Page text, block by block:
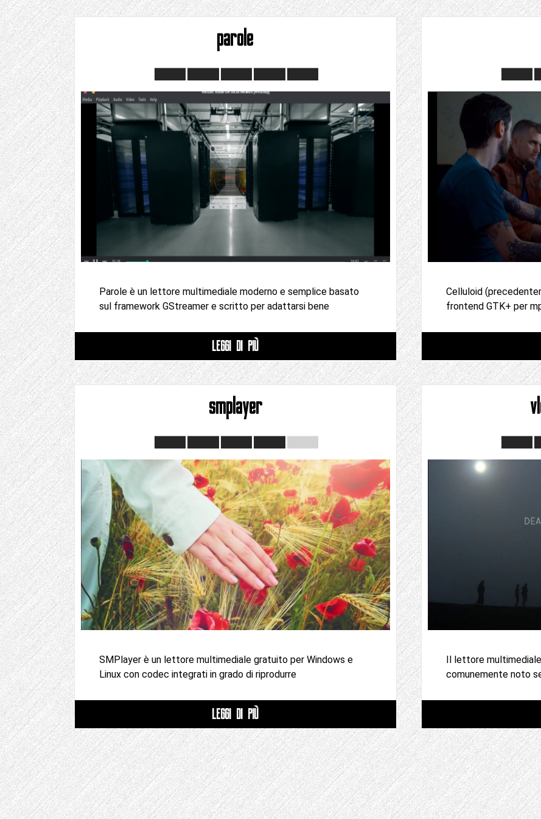
parole
Parole è un lettore multimediale moderno e semplice basato
sul framework GStreamer e scritto per adattarsi bene
LEGGI DI PIÙ
Celluloid
frontend GTK+ per
smplayer
SMPlayer è un lettore multimediale gratuito per Windows e
Linux con codec integrati in grado di riprodurre
LEGGI DI PIÙ
Il lettore
comunemente noto